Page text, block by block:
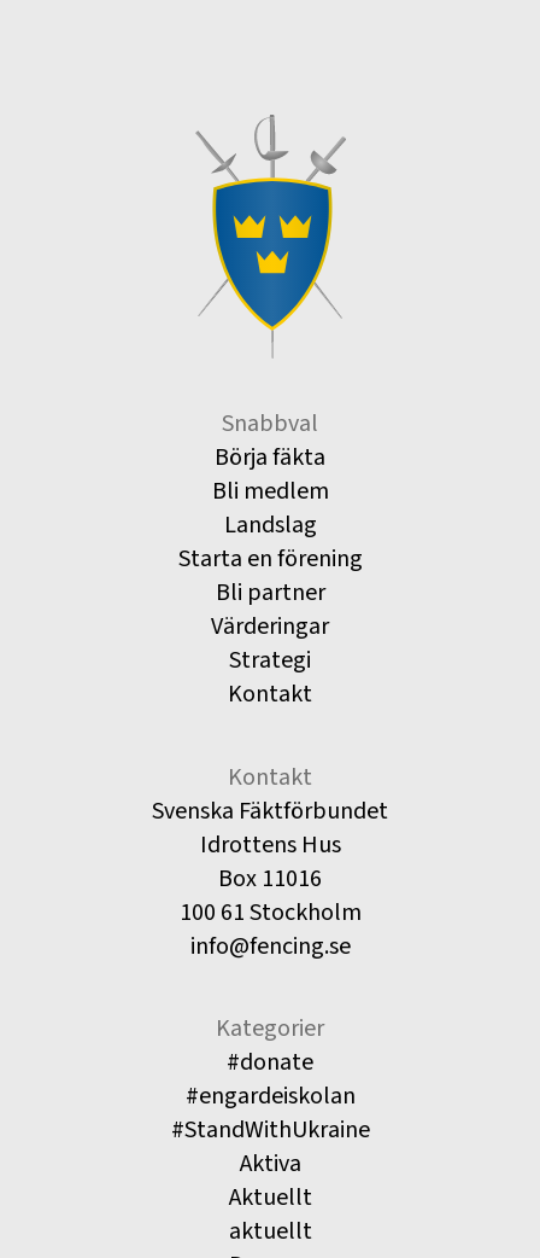
Snabbval
Börja fäkta
Bli medlem
Landslag
Starta en förening
Bli partner
Värderingar
Strategi
Kontakt
Kontakt
Svenska Fäktförbundet
Idrottens Hus
Box 11016
100 61 Stockholm
info@fencing.se
Kategorier
#donate
#engardeiskolan
#StandWithUkraine
Aktiva
Aktuellt
aktuellt